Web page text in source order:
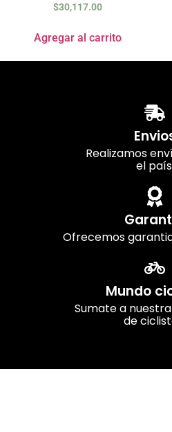
$30,117.00
Agregar al carrito
Realizamos
el
Ofrecemos
Mundo
Sumate a
de